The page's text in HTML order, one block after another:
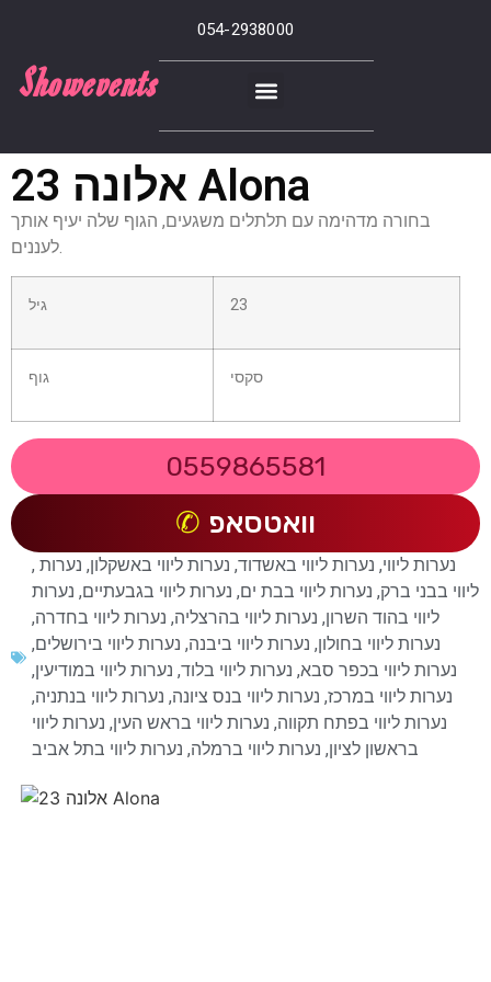
054-2938000
Showevents
אלונה 23 Alona
בחורה מדהימה עם תלתלים משגעים, הגוף שלה יעיף אותך
לעננים.
גיל 23
גוף סקסי
0559865581
וואטסאפ
, נערות ליווי, נערות ליווי באשדוד, נערות ליווי באשקלון, נערות
ליווי בבני ברק, נערות ליווי בבת ים, נערות ליווי בגבעתיים, נערות
ליווי בהוד השרון, נערות ליווי בהרצליה, נערות ליווי בחדרה,
נערות ליווי בחולון, נערות ליווי ביבנה, נערות ליווי בירושלים,
נערות ליווי בכפר סבא, נערות ליווי בלוד, נערות ליווי במודיעין,
נערות ליווי במרכז, נערות ליווי בנס ציונה, נערות ליווי בנתניה,
נערות ליווי בפתח תקווה, נערות ליווי בראש העין, נערות ליווי
בראשון לציון, נערות ליווי ברמלה, נערות ליווי בתל אביב